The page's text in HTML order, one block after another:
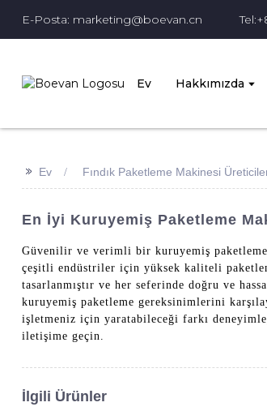
E-Posta: marketing@boevan.cn
Ev Hakkımızda
>> Ev Fındık Paketleme Makinesi
En İyi Kuruyemiş Paketleme
Güvenilir ve verimli bir kuruyemiş paketleme
çeşitli endüstriler için yüksek kaliteli
tasarlanmıştır ve her seferinde doğru ve
kuruyemiş paketleme gereksinimlerini
işletmeniz için yaratabileceği farkı
iletişime geçin.
İlgili Ürünler